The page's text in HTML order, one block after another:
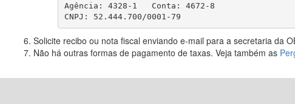
Agência: 4328-1   Conta: 4672-8
Solicite recibo ou nota fiscal enviando e-mail para a secretaria da
Não há outras formas de pagamento de taxas. Veja também as